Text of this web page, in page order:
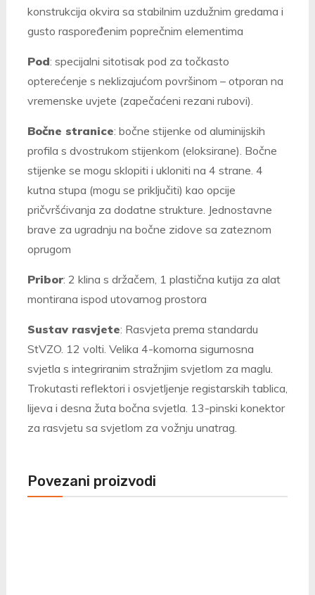
konstrukcija okvira sa stabilnim uzdužnim gredama i
gusto raspoređenim poprečnim elementima
Pod: specijalni sitotisak pod za točkasto
opterećenje s neklizajućom površinom – otporan na
vremenske uvjete (zapečaćeni rezani rubovi).
Bočne stranice: bočne stijenke od aluminijskih
profila s dvostrukom stijenkom (eloksirane). Bočne
stijenke se mogu sklopiti i ukloniti na 4 strane. 4
kutna stupa (mogu se priključiti) kao opcije
pričvršćivanja za dodatne strukture. Jednostavne
brave za ugradnju na bočne zidove sa zateznom
oprugom
Pribor: 2 klina s držačem, 1 plastična kutija za alat
montirana ispod utovarnog prostora
Sustav rasvjete: Rasvjeta prema standardu
StVZO. 12 volti. Velika 4-komorna sigurnosna
svjetla s integriranim stražnjim svjetlom za maglu.
Trokutasti reflektori i osvjetljenje registarskih tablica,
lijeva i desna žuta bočna svjetla. 13-pinski konektor
za rasvjetu sa svjetlom za vožnju unatrag.
Povezani proizvodi